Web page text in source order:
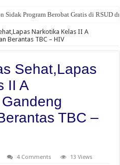
Sidak Program Berobat Gratis di RSUD
Lubuk Pakam Deli Serdang ,
Narkotika Kelas II A
Berantas TBC – HIV
Sehat,Lapas
II A
TBC –
4 Comments 13 Views